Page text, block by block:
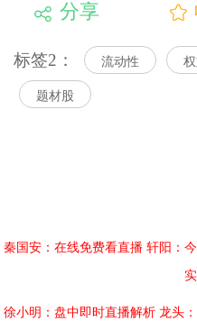
分享
标签2： 流动性
题材股
秦国安：在线免费看直播 轩阳：
徐小明：盘中即时直播解析 龙头